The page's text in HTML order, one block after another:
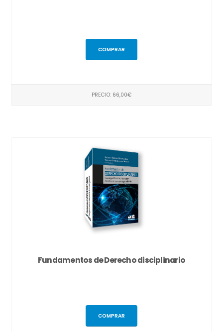
COMPRAR
PRECIO: 66,00€
Fundamentos de Derecho disciplinario
COMPRAR